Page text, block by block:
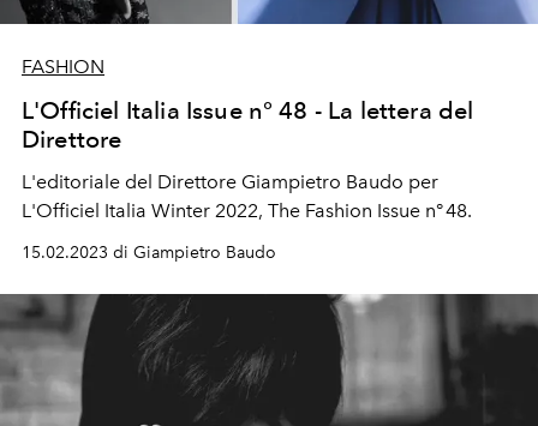
FASHION
L'Officiel Italia Issue n° 48 - La lettera del
Direttore
L'editoriale del Direttore Giampietro Baudo per
L'Officiel Italia Winter 2022, The Fashion Issue n° 48.
15.02.2023 di Giampietro Baudo